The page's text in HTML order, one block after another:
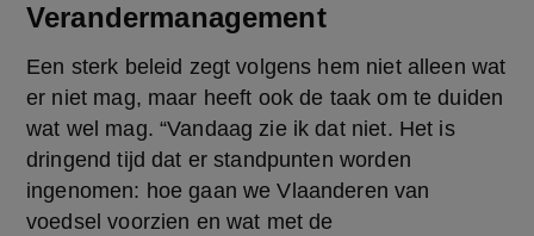
Verandermanagement
Een sterk beleid zegt volgens hem niet alleen wat
er niet mag, maar heeft ook de taak om te duiden
wat wel mag. “Vandaag zie ik dat niet. Het is
dringend tijd dat er standpunten worden
ingenomen: hoe gaan we Vlaanderen van
voedsel voorzien en wat met de